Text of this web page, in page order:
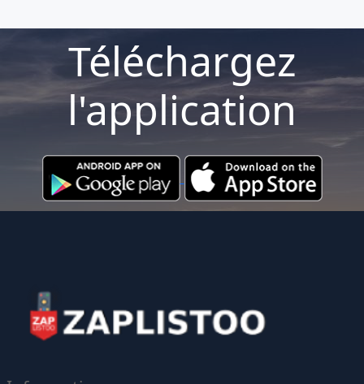
Téléchargez
l'application